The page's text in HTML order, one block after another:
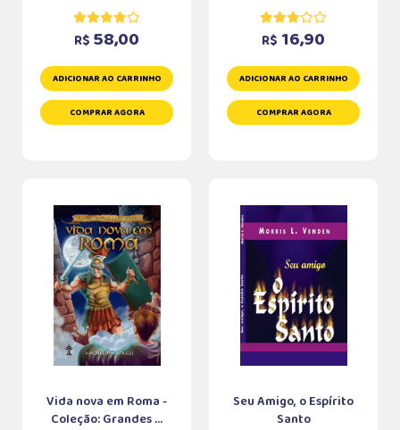
R$ 58,00
ADICIONAR AO CARRINHO
COMPRAR AGORA
R$ 16,90
ADICIONAR AO CARRINHO
COMPRAR AGORA
Vida nova em Roma -
Coleção: Grandes ...
Seu Amigo, o Espírito
Santo